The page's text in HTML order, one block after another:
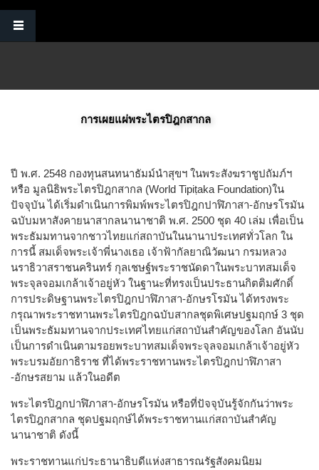
Skip to main content
การเผยแผ่พระไตรปิฎกสากล
​​ปี​ ​พ​.​ศ​.​ 2548​ ​กองทุน​สน​ทนาธัมม์​นำ​สุขฯ​ ในพระสังฆราชูปถัมภ์ฯ ​
หรือ มูลนิธิพระไตรปิฎกสากล (World Tipiṭaka Foundation)ใน
ปัจจุบัน ได้​เริ่ม​ดำเนิน​การ​พิมพ์พระ​ไตร​ปิฎก​ปาฬิภาสา​-อักษร​โรมัน​ ​
ฉบับ​มหา​สังคายนา​สากล​นานาชาติ​ ​พ​.​ศ​.​ 2500​ ​ชุด​ ​40​ ​เล่ม​ ​เพื่อ​เป็น​
พระธัมม​ทาน​จาก​ชาว​ไทย​แก่​สถาบัน​ใน​นานา​ประเทศ​ทั่ว​โลก​ ​ใน​
การ​นี้​ ​สมเด็จ​พระเจ้า​พี่​นาง​เธอ​ ​เจ้า​ฟ้า​กัลยาณิ​วัฒนา​ ​กรม​หลวง​
นราธิวาส​ราช​นครินทร์​ ​กุล​เชษฐ์​พระ​ราช​นัดดา​ใน​พระบาท​สมเด็จ​
พระ​จุลจอมเกล้า​เจ้า​อยู่​หัว​ ​ใน​ฐานะ​ที่​ทรง​เป็น​ประธาน​กิตติมศักดิ์​
การ​ประดิษฐาน​พระ​ไตรปิฎกปาฬิภาสา-อักษรโรมัน​ ​ได้​ทรง​พระ​
กรุณา​พระราชทาน​​พระ​ไตรปิฎก​ฉบับ​สากล​ชุด​พิเศษ​ปฐมฤกษ์​ ​3​ ​ชุด​ ​
เป็น​พระ​ธัมม​ทาน​จาก​ประเทศไทย​แก่​สถาบัน​สำคัญ​ของ​โลก​ ​อัน​นับ​
เป็นการ​ดำเนิน​ตาม​รอย​พระบาทสมเด็จ​พระ​จุลจอมเกล้า​เจ้า​อยู่​หัว​ ​
พระ​บร​มอัย​กาธิ​ราช​ ที่ได้​พระราชทาน​พระ​ไตร​ปิฎก​ปาฬิภาสา​
-อักษร​สยาม แล้ว​ใน​อดีต​
​​พระ​ไตรปิฎก​ปาฬิภาสา-​อักษร​โรมัน​ หรือที่ปัจจุบันรู้จักกันว่าพระ
ไตรปิฎกสากล ชุด​ปฐมฤกษ์​ได้​พระราชทาน​แก่​สถาบัน​สำคัญ​
นานาชาติ​ ​ดังนี้​
​​พระราชทาน​แก่​ประธานาธิบดี​แห่ง​สาธารณรัฐ​สังคมนิยม​